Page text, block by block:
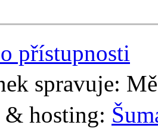
přístupnosti
spravuje:
& hosting: